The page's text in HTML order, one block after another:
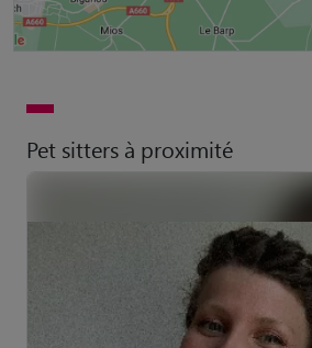
Pet sitters à proximité